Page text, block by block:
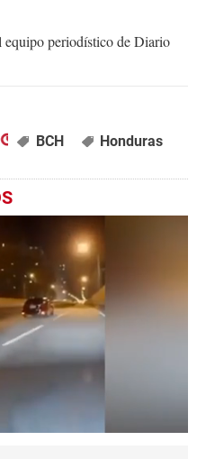
periodístico de Diario
BCH Honduras